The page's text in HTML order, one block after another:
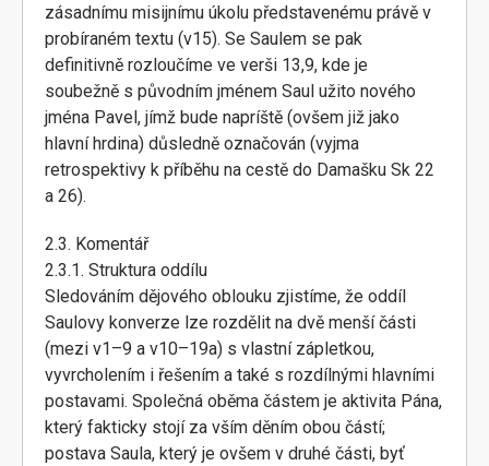
zásadnímu misijnímu úkolu představenému právě v
probíraném textu (v15). Se Saulem se pak
definitivně rozloučíme ve verši 13,9, kde je
soubežně s původním jménem Saul užito nového
jména Pavel, jímž bude napríště (ovšem již jako
hlavní hrdina) důsledně označován (vyjma
retrospektivy k příběhu na cestě do Damašku Sk 22
a 26).
2.3. Komentář
2.3.1. Struktura oddílu
Sledováním dějového oblouku zjistíme, že oddíl
Saulovy konverze lze rozdělit na dvě menší části
(mezi v1–9 a v10–19a) s vlastní zápletkou,
vyvrcholením i řešením a také s rozdílnými hlavními
postavami. Společná oběma částem je aktivita Pána,
který fakticky stojí za vším děním obou částí;
postava Saula, který je ovšem v druhé části, byť